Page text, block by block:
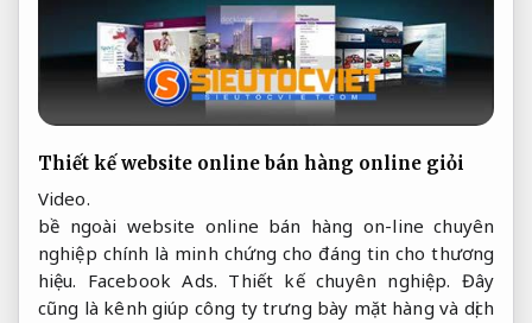
Thiết kế website online bán hàng online giỏi
Video.
bề ngoài website online bán hàng on-line chuyên
nghiệp chính là minh chứng cho đáng tin cho thương
hiệu. Facebook Ads. Thiết kế chuyên nghiệp. Đây
cũng là kênh giúp công ty trưng bày mặt hàng và dịch